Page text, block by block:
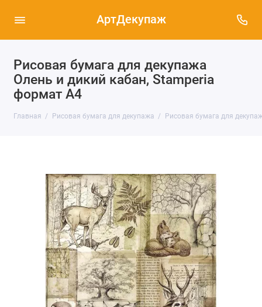
АртДекупаж
Рисовая бумага для декупажа
Олень и дикий кабан, Stamperia
формат А4
Главная Рисовая бумага для декупажа Рисовая бумага для